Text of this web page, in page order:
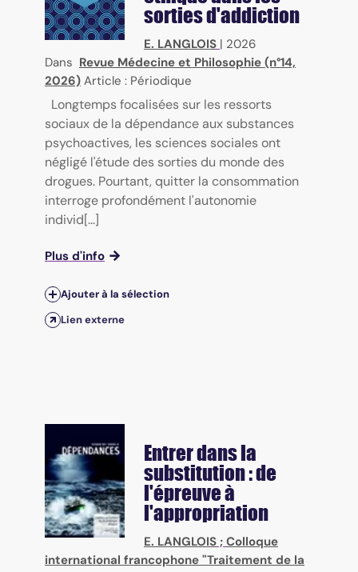
sorties d'addiction
E. LANGLOIS | 2026
Dans Revue Médecine et Philosophie (n°14,
2026) Article : Périodique
Longtemps focalisées sur les ressorts
sociaux de la dépendance aux substances
psychoactives, les sciences sociales ont
négligé l'étude des sorties du monde des
drogues. Pourtant, quitter la consommation
interroge profondément l'autonomie
individ[...]
Plus d'info
Ajouter à la sélection
Lien externe
Entrer dans la
substitution : de
l'épreuve à
l'appropriation
E. LANGLOIS ; Colloque
international francophone "Traitement de la